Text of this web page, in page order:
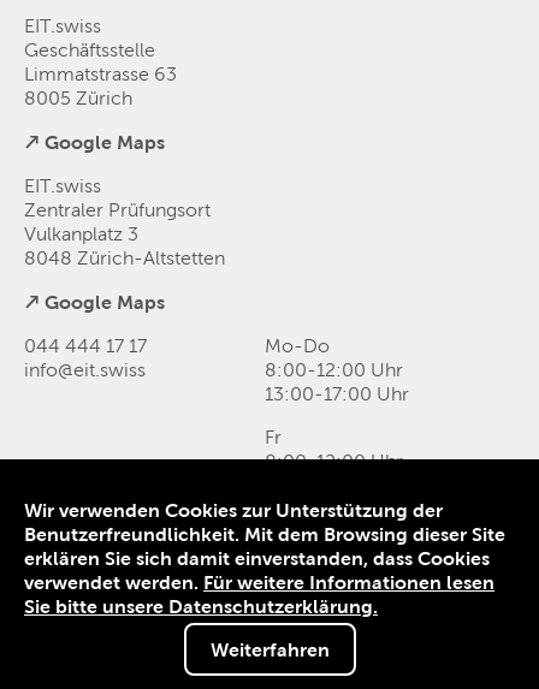
EIT.swiss
Geschäftsstelle
Limmatstrasse 63
8005 Zürich
↗ Google Maps
EIT.swiss
Zentraler Prüfungsort
Vulkanplatz 3
8048 Zürich-Altstetten
↗ Google Maps
044 444 17 17
info@eit swiss
Mo-Do
8:00-12:00 Uhr
13:00-17:00 Uhr
Fr
8:00-12:00 Uhr
Kontakt und Anfahrt
Datenschutz
Impressum
AGB
© 1906-2026 EIT.swiss
Wir verwenden Cookies zur Unterstützung der
Benutzerfreundlichkeit. Mit dem Browsing dieser Site
erklären Sie sich damit einverstanden, dass Cookies
verwendet werden. Für weitere Informationen lesen
Sie bitte unsere Datenschutzerklärung.
Weiterfahren